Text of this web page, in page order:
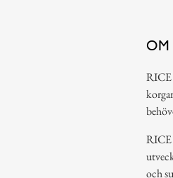
OM
RICE
RICE
och